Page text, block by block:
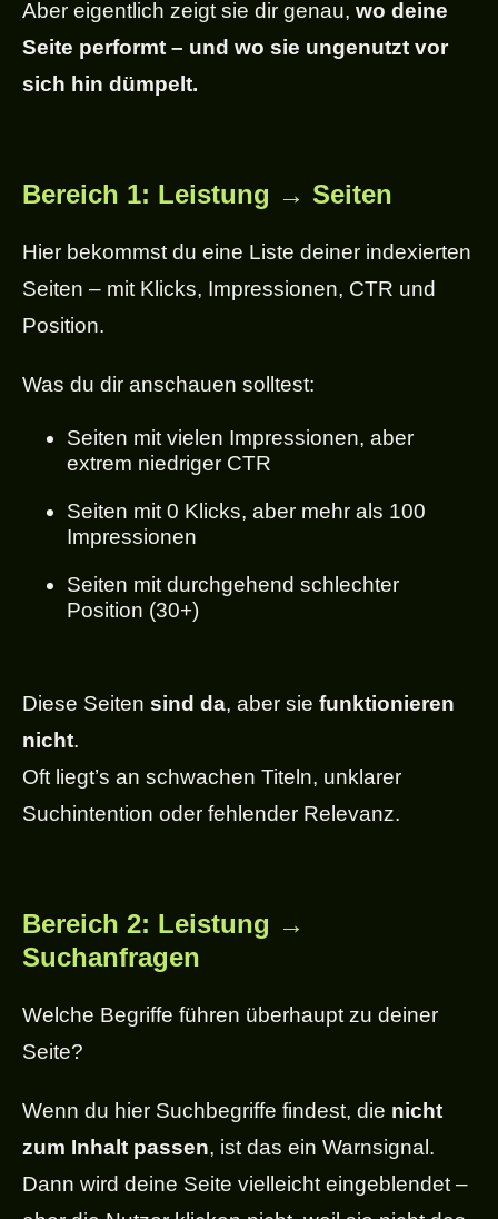
Aber eigentlich zeigt sie dir genau, wo deine
Seite performt – und wo sie ungenutzt vor
sich hin dümpelt.
Bereich 1: Leistung → Seiten
Hier bekommst du eine Liste deiner indexierten
Seiten – mit Klicks, Impressionen, CTR und
Position.
Was du dir anschauen solltest:
Seiten mit vielen Impressionen, aber
extrem niedriger CTR
Seiten mit 0 Klicks, aber mehr als 100
Impressionen
Seiten mit durchgehend schlechter
Position (30+)
Diese Seiten sind da, aber sie funktionieren
nicht.
Oft liegt’s an schwachen Titeln, unklarer
Suchintention oder fehlender Relevanz.
Bereich 2: Leistung →
Suchanfragen
Welche Begriffe führen überhaupt zu deiner
Seite?
Wenn du hier Suchbegriffe findest, die nicht
zum Inhalt passen, ist das ein Warnsignal.
Dann wird deine Seite vielleicht eingeblendet –